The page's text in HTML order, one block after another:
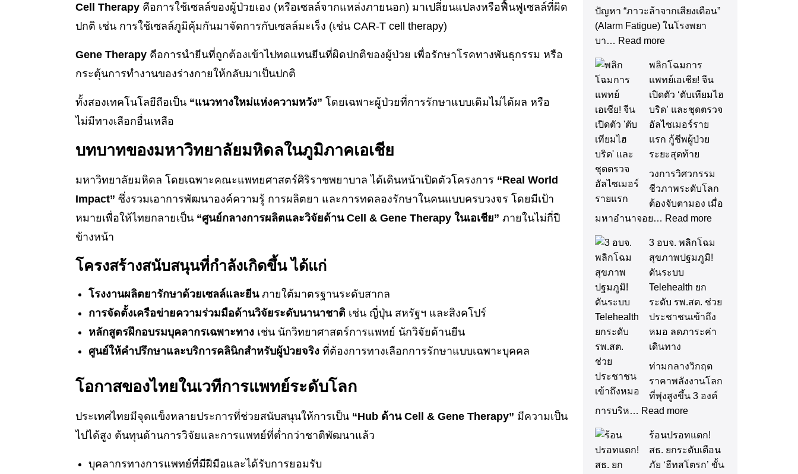
Cell Therapy คือการใช้เซลล์ของผู้ป่วยเอง (หรือเซลล์จากแหล่งภายนอก) มาเปลี่ยนแปลงหรือฟื้นฟูเซลล์ที่ผิด
ปกติ เช่น การใช้เซลล์ภูมิคุ้มกันมาจัดการกับเซลล์มะเร็ง (เช่น CAR-T cell therapy)
Gene Therapy คือการนำยีนที่ถูกต้องเข้าไปทดแทนยีนที่ผิดปกติของผู้ป่วย เพื่อรักษาโรคทางพันธุกรรม หรือ
กระตุ้นการทำงานของร่างกายให้กลับมาเป็นปกติ
ทั้งสองเทคโนโลยีถือเป็น “แนวทางใหม่แห่งความหวัง” โดยเฉพาะผู้ป่วยที่การรักษาแบบเดิมไม่ได้ผล หรือ
ไม่มีทางเลือกอื่นเหลือ
บทบาทของมหาวิทยาลัยมหิดลในภูมิภาคเอเชีย
มหาวิทยาลัยมหิดล โดยเฉพาะคณะแพทยศาสตร์ศิริราชพยาบาล ได้เดินหน้าเปิดตัวโครงการ “Real World
Impact” ซึ่งรวมเอาการพัฒนาองค์ความรู้ การผลิตยา และการทดลองรักษาในคนแบบครบวงจร โดยมีเป้า
หมายเพื่อให้ไทยกลายเป็น “ศูนย์กลางการผลิตและวิจัยด้าน Cell & Gene Therapy ในเอเชีย” ภายในไม่กี่ปี
ข้างหน้า
โครงสร้างสนับสนุนที่กำลังเกิดขึ้น ได้แก่
โรงงานผลิตยารักษาด้วยเซลล์และยีนภายใต้มาตรฐานระดับสากล
การจัดตั้งเครือข่ายความร่วมมือด้านวิจัยระดับนานาชาติเช่น ญี่ปุ่น สหรัฐฯ และสิงคโปร์
หลักสูตรฝึกอบรมบุคลากรเฉพาะทางเช่น นักวิทยาศาสตร์การแพทย์ นักวิจัยด้านยีน
ศูนย์ให้คำปรึกษาและบริการคลินิกสำหรับผู้ป่วยจริงที่ต้องการทางเลือกการรักษาแบบเฉพาะบุคคล
โอกาสของไทยในเวทีการแพทย์ระดับโลก
ประเทศไทยมีจุดแข็งหลายประการที่ช่วยสนับสนุนให้การเป็น “Hub ด้าน Cell & Gene Therapy” มีความเป็น
ไปได้สูง ต้นทุนด้านการวิจัยและการแพทย์ที่ต่ำกว่าชาติพัฒนาแล้ว
บุคลากรทางการแพทย์ที่มีฝีมือและได้รับการยอมรับ
ปัญหา “ภาวะล้าจากเสียงเตือน”
(Alarm Fatigue) ในโรงพยา
บา… Read more
พลิกโฉมการ
แพทย์เอเชีย! จีน
เปิดตัว ‘ตับเทียมไฮ
บริด’ และชุดตรวจ
อัลไซเมอร์ราย
แรก กู้ชีพผู้ป่วย
ระยะสุดท้าย
วงการวิศวกรรม
ชีวภาพระดับโลก
ต้องจับตามอง เมื่อ
มหาอำนาจอย… Read more
3 อบจ. พลิกโฉม
สุขภาพปฐมภูมิ!
ดันระบบ
Telehealth ยก
ระดับ รพ.สต. ช่วย
ประชาชนเข้าถึง
หมอ ลดภาระค่า
เดินทาง
ท่ามกลางวิกฤต
ราคาพลังงานโลก
ที่พุ่งสูงขึ้น 3 องค์
การบริห… Read more
ร้อนปรอทแตก!
สธ. ยกระดับเตือน
ภัย ‘ฮีทสโตรก’ ขั้น